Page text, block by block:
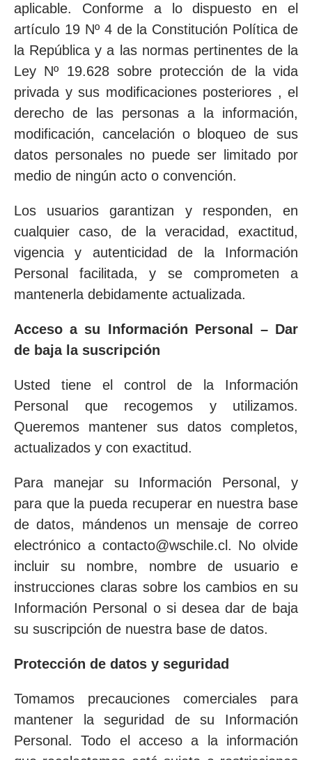
aplicable. Conforme a lo dispuesto en el
artículo 19 Nº 4 de la Constitución Política de
la República y a las normas pertinentes de la
Ley Nº 19.628 sobre protección de la vida
privada y sus modificaciones posteriores , el
derecho de las personas a la información,
modificación, cancelación o bloqueo de sus
datos personales no puede ser limitado por
medio de ningún acto o convención.
Los usuarios garantizan y responden, en
cualquier caso, de la veracidad, exactitud,
vigencia y autenticidad de la Información
Personal facilitada, y se comprometen a
mantenerla debidamente actualizada.
Acceso a su Información Personal – Dar
de baja la suscripción
Usted tiene el control de la Información
Personal que recogemos y utilizamos.
Queremos mantener sus datos completos,
actualizados y con exactitud.
Para manejar su Información Personal, y
para que la pueda recuperar en nuestra base
de datos, mándenos un mensaje de correo
electrónico a contacto@wschile.cl. No olvide
incluir su nombre, nombre de usuario e
instrucciones claras sobre los cambios en su
Información Personal o si desea dar de baja
su suscripción de nuestra base de datos.
Protección de datos y seguridad
Tomamos precauciones comerciales para
mantener la seguridad de su Información
Personal. Todo el acceso a la información